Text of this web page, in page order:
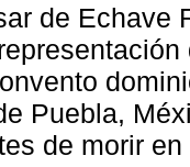
de Echave
Puebla,
de morir